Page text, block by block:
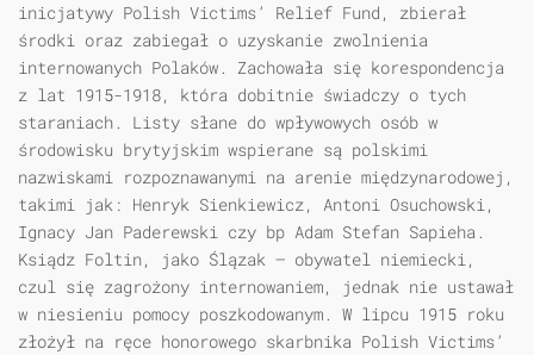
inicjatywy Polish Victims’ Relief Fund, zbierał
środki oraz zabiegał o uzyskanie zwolnienia
internowanych Polaków. Zachowała się korespondencja
z lat 1915-1918, która dobitnie świadczy o tych
staraniach. Listy słane do wpływowych osób w
środowisku brytyjskim wspierane są polskimi
nazwiskami rozpoznawanymi na arenie międzynarodowej,
takimi jak: Henryk Sienkiewicz, Antoni Osuchowski,
Ignacy Jan Paderewski czy bp Adam Stefan Sapieha.
Ksiądz Foltin, jako Ślązak — obywatel niemiecki,
czul się zagrożony internowaniem, jednak nie ustawał
w niesieniu pomocy poszkodowanym. W lipcu 1915 roku
złożył na ręce honorowego skarbnika Polish Victims’